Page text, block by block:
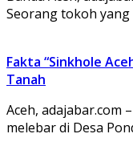
Seorang tokoh
Fakta “Sinkhole
Tanah
Aceh, adajabar.com
melebar di Desa